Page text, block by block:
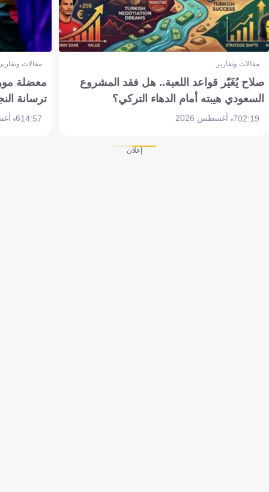
مقالات وتقارير
صلاح يُغَيّر قواعد اللعبة.. هل فقد المشروع
السعودي هيبته أمام الدهاء التركي؟
02:197 أغسطس 2026
مقالات
معضلة
ترسانة
14:576 أغسطس 2026
إعلان